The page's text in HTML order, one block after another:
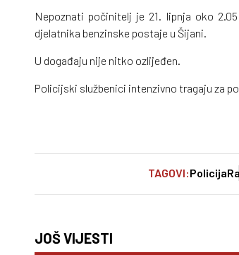
Nepoznati počinitelj je 21. lipnja oko
djelatnika benzinske postaje u Šijani.
U događaju nije nitko ozlijeđen.
Policijski službenici intenzivno tragaju za
TAGOVI:Policija
JOŠ VIJESTI